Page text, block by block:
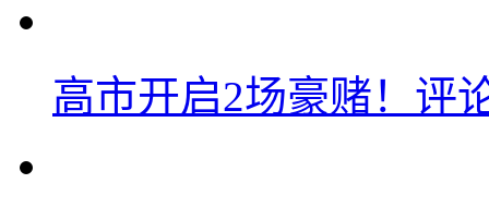
高市开启2场豪赌！评